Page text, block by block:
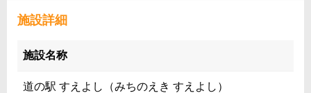
施設詳細
施設名称
道の駅 すえよし（みちのえき すえよし）